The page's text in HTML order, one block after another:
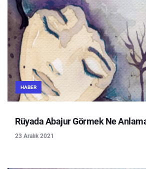
HABER
Rüyada Abajur Görmek Ne
23 Aralık 2021